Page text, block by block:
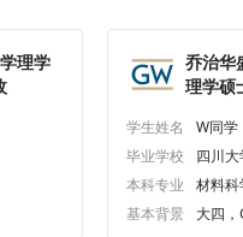
MS in
MS in
理学
乔治华
理学硕
学生姓名
W同学
毕业学校
四川大
本科专业
材料科
基本背景
大四